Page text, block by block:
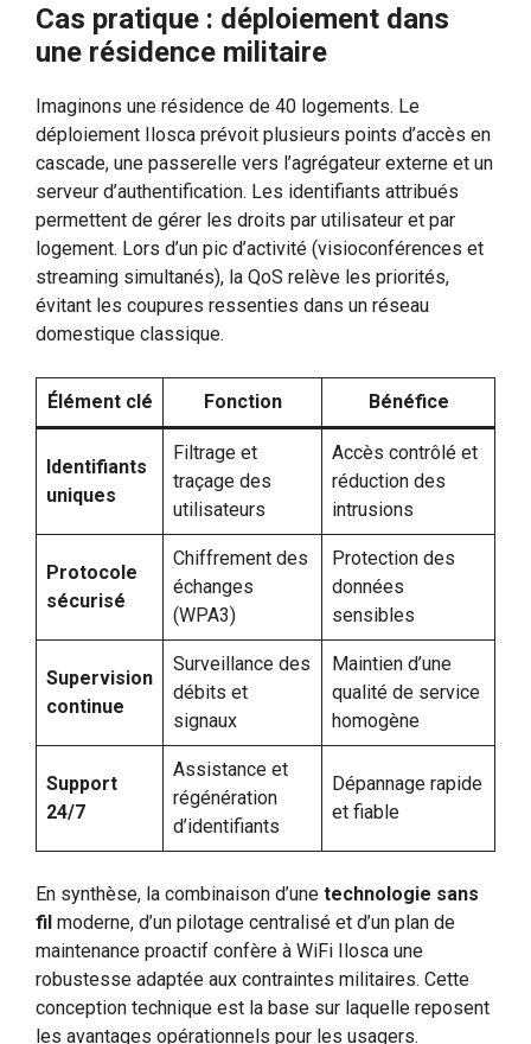
Cas pratique : déploiement dans
une résidence militaire
Imaginons une résidence de 40 logements. Le
déploiement Ilosca prévoit plusieurs points d’accès en
cascade, une passerelle vers l’agrégateur externe et un
serveur d’authentification. Les identifiants attribués
permettent de gérer les droits par utilisateur et par
logement. Lors d’un pic d’activité (visioconférences et
streaming simultanés), la QoS relève les priorités,
évitant les coupures ressenties dans un réseau
domestique classique.
Élément clé Fonction Bénéfice
Identifiants
uniques
Filtrage et
traçage des
utilisateurs
Accès contrôlé et
réduction des
intrusions
Protocole
sécurisé
Chiffrement des
échanges
(WPA3)
Protection des
données
sensibles
Supervision
continue
Surveillance des
débits et
signaux
Maintien d’une
qualité de service
homogène
Support
24/7
Assistance et
régénération
d’identifiants
Dépannage rapide
et fiable
En synthèse, la combinaison d’une technologie sans
fil moderne, d’un pilotage centralisé et d’un plan de
maintenance proactif confère à WiFi Ilosca une
robustesse adaptée aux contraintes militaires. Cette
conception technique est la base sur laquelle reposent
les avantages opérationnels pour les usagers.